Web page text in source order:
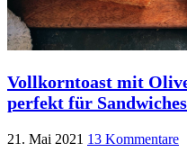
Vollkorntoast mit
perfekt für Sandwiches
21. Mai 2021 13 Kommentare